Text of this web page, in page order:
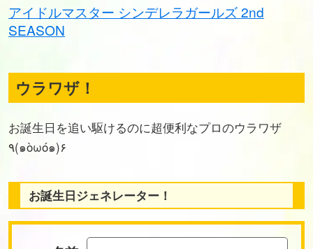
アイドルマスター シンデレラガールズ 2nd
SEASON
ウラワザ！
お誕生日を追い駆けるのに超便利なプロのウラワザ
٩(๑òωó๑)۶
お誕生日ジェネレーター！